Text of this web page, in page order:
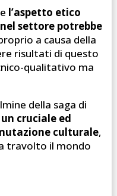
l’aspetto etico
settore potrebbe
a causa della
risultati di questo
qualitativo ma
della saga di
cruciale ed
culturale,
travolto il mondo